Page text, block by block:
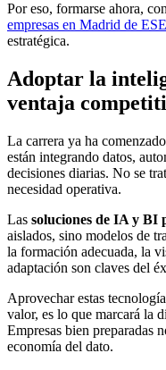
Por eso, formarse ahora,
empresas en Madrid de
estratégica.
Adoptar la
ventaja
La carrera ya ha
están integrando datos,
decisiones diarias. No se
necesidad operativa.
Las soluciones de IA y BI
aislados, sino modelos de
la formación adecuada, la
adaptación son claves del
Aprovechar estas
valor, es lo que marcará la
Empresas bien preparadas
economía del dato.